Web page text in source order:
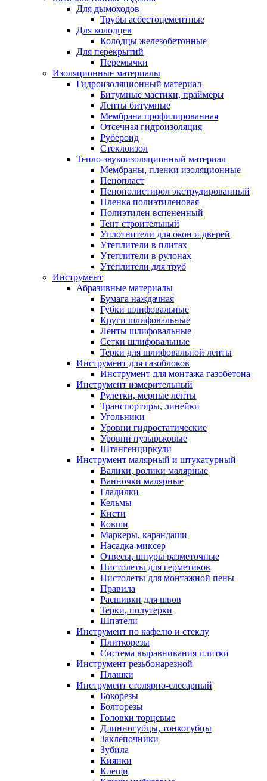
Для дымоходов
Трубы асбестоцементные
Для колодцев
Колодцы железобетонные
Для перекрытий
Перемычки
Изоляционные материалы
Гидроизоляционный материал
Битумные мастики, праймеры
Ленты битумные
Мембрана профилированная
Отсечная гидроизоляция
Рубероид
Стеклоизол
Тепло-звукоизоляционный материал
Мембраны, пленки изоляционные
Пенопласт
Пенополистирол экструдированный
Пленка полиэтиленовая
Полиэтилен вспененный
Тент строительный
Уплотнители для окон и дверей
Утеплители в плитах
Утеплители в рулонах
Утеплители для труб
Инструмент
Абразивные материалы
Бумага наждачная
Губки шлифовальные
Круги шлифовальные
Ленты шлифовальные
Сетки шлифовальные
Терки для шлифовальной ленты
Инструмент для газоблоков
Инструмент для монтажа газобетона
Инструмент измерительный
Рулетки, мерные ленты
Транспортиры, линейки
Угольники
Уровни гидростатические
Уровни пузырьковые
Штангенциркули
Инструмент малярный и штукатурный
Валики, ролики малярные
Ванночки малярные
Гладилки
Кельмы
Кисти
Ковши
Маркеры, карандаши
Насадка-миксер
Отвесы, шнуры разметочные
Пистолеты для герметиков
Пистолеты для монтажной пены
Правила
Расшивки для швов
Терки, полутерки
Шпатели
Инструмент по кафелю и стеклу
Плиткорезы
Система выравнивания плитки
Инструмент резьбонарезной
Плашки
Инструмент столярно-слесарный
Бокорезы
Болторезы
Головки торцевые
Длинногубцы, тонкогубцы
Заклепочники
Зубила
Киянки
Клещи